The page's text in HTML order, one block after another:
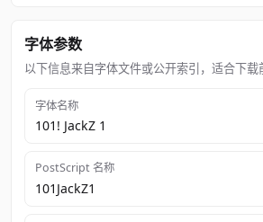
字体参数
以下信息来自字体文件或公开索引，适合下载
字体名称
101! JackZ 1
PostScript 名称
101JackZ1